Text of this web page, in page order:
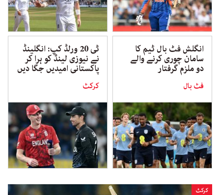
انگلش فٹ بال ٹیم کا
سامان چوری کرنے والے
دو ملزم گرفتار
فٹ بال
ٹی 20 ورلڈ کپ: انگلینڈ
نے نیوزی لینڈ کو ہرا کر
پاکستانی امیدیں جگا دیں
کرکٹ
کرکٹ